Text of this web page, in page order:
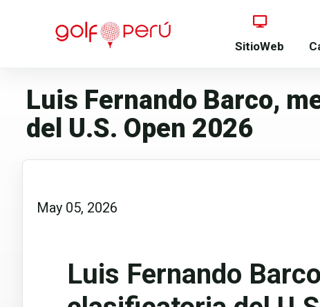
SitioWeb
Luis Fernando Barco,
del U.S. Open 2026
May 05, 2026
Luis Fernando